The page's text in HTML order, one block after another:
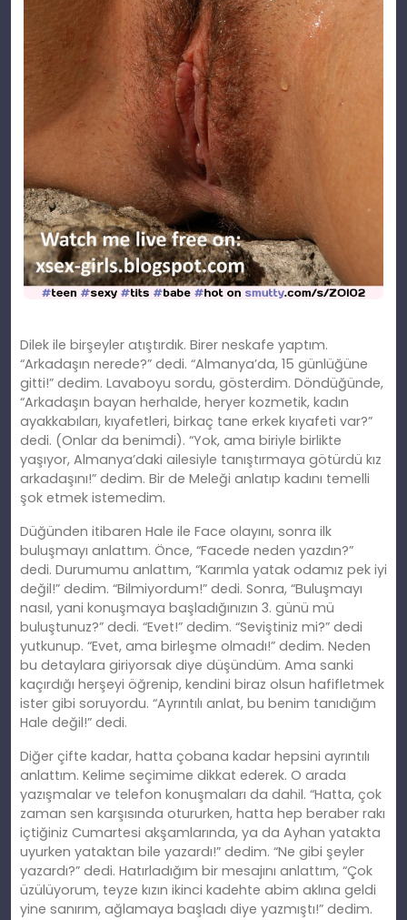
Dilek ile birşeyler atıştırdık. Birer neskafe yaptım.
“Arkadaşın nerede?” dedi. “Almanya’da, 15 günlüğüne
gitti!” dedim. Lavaboyu sordu, gösterdim. Döndüğünde,
“Arkadaşın bayan herhalde, heryer kozmetik, kadın
ayakkabıları, kıyafetleri, birkaç tane erkek kıyafeti var?”
dedi. (Onlar da benimdi). “Yok, ama biriyle birlikte
yaşıyor, Almanya’daki ailesiyle tanıştırmaya götürdü kız
arkadaşını!” dedim. Bir de Meleği anlatıp kadını temelli
şok etmek istemedim.
Düğünden itibaren Hale ile Face olayını, sonra ilk
buluşmayı anlattım. Önce, “Facede neden yazdın?”
dedi. Durumumu anlattım, “Karımla yatak odamız pek iyi
değil!” dedim. “Bilmiyordum!” dedi. Sonra, “Buluşmayı
nasıl, yani konuşmaya başladığınızın 3. günü mü
buluştunuz?” dedi. “Evet!” dedim. “Seviştiniz mi?” dedi
yutkunup. “Evet, ama birleşme olmadı!” dedim. Neden
bu detaylara giriyorsak diye düşündüm. Ama sanki
kaçırdığı herşeyi öğrenip, kendini biraz olsun hafifletmek
ister gibi soruyordu. “Ayrıntılı anlat, bu benim tanıdığım
Hale değil!” dedi.
Diğer çifte kadar, hatta çobana kadar hepsini ayrıntılı
anlattım. Kelime seçimime dikkat ederek. O arada
yazışmalar ve telefon konuşmaları da dahil. “Hatta, çok
zaman sen karşısında otururken, hatta hep beraber rakı
içtiğiniz Cumartesi akşamlarında, ya da Ayhan yatakta
uyurken yataktan bile yazardı!” dedim. “Ne gibi şeyler
yazardı?” dedi. Hatırladığım bir mesajını anlattım, “Çok
üzülüyorum, teyze kızın ikinci kadehte abim aklına geldi
yine sanırım, ağlamaya başladı diye yazmıştı!” dedim.